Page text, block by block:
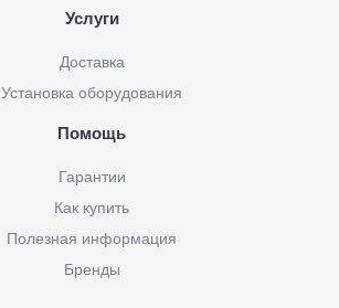
Услуги
Доставка
Установка оборудования
Помощь
Гарантии
Как купить
Полезная информация
Бренды